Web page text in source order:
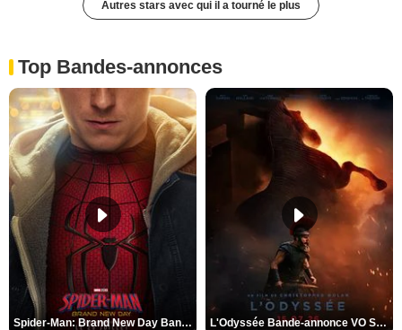
Autres stars avec qui il a tourné le plus
Top Bandes-annonces
Spider-Man: Brand New Day Bande-annonce VO STFR L'Odyssée Bande-annonce VO STFR